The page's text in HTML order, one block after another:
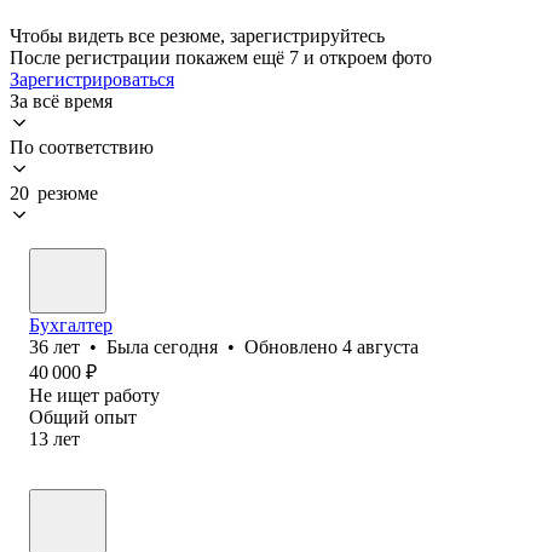
Чтобы видеть все резюме, зарегистрируйтесь
После регистрации покажем ещё 7 и откроем фото
Зарегистрироваться
За всё время
По соответствию
20 резюме
Бухгалтер
36 лет • Была сегодня • Обновлено 4 августа
40 000 ₽
Не ищет работу
Общий опыт
13 лет